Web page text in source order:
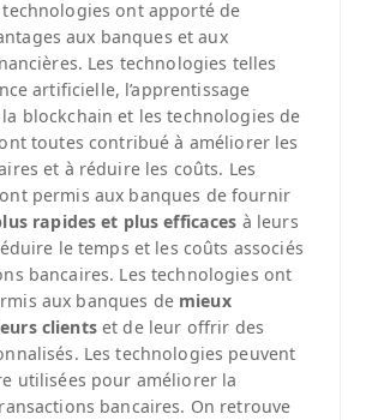
technologies ont apporté de
aux banques et aux
Les technologies telles
artificielle, l’apprentissage
blockchain et les technologies de
toutes contribué à améliorer les
et à réduire les coûts. Les
permis aux banques de fournir
rapides et plus efficaces à leurs
le temps et les coûts associés
bancaires. Les technologies ont
aux banques de mieux
clientset de leur offrir des
Les technologies peuvent
utilisées pour améliorer la
bancaires. On retrouve